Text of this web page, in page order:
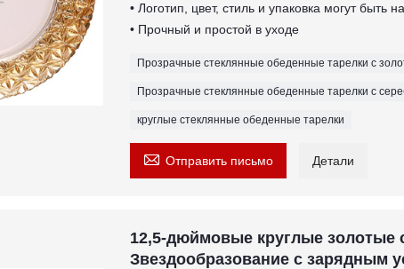
• Логотип, цвет, стиль и упаковка могут быть
• Прочный и простой в уходе
Прозрачные стеклянные обеденные тарелки с
Прозрачные стеклянные обеденные тарелки с
круглые стеклянные обеденные тарелки
 Отправить письмо Детали
12,5-дюймовые круглые золотые
Звездообразование с зарядным